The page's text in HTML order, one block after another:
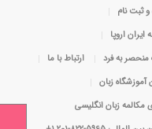
ثبت نام
اروپا
به فرد
ارتباط با ما
آموزشگاه زبان
مکالمه زبان انگلیسی